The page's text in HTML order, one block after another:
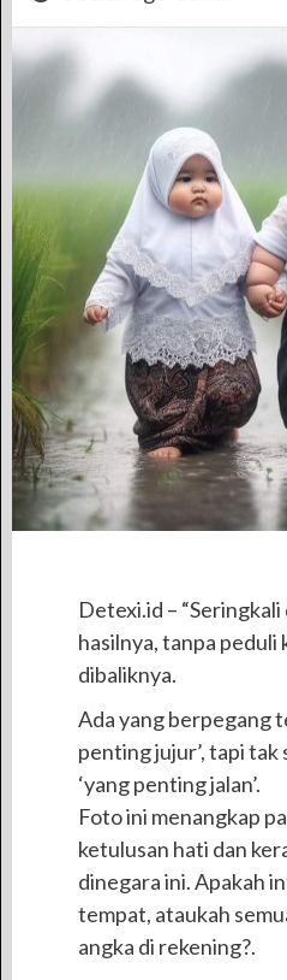
Detexi.id –
hasilnya, tanpa peduli
dibaliknya.
Ada yang berpegang
penting jujur’, tapi tak
‘yang penting jalan’.
Foto ini menangkap
ketulusan hati dan
dinegara ini. Apakah
tempat, ataukah
angka di rekening?.